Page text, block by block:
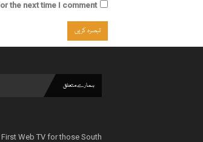
the next time I comment.
ہمارے متعلق
Web TV for those South